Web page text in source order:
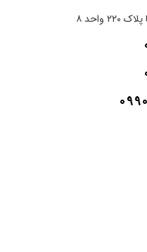
واحد ۸